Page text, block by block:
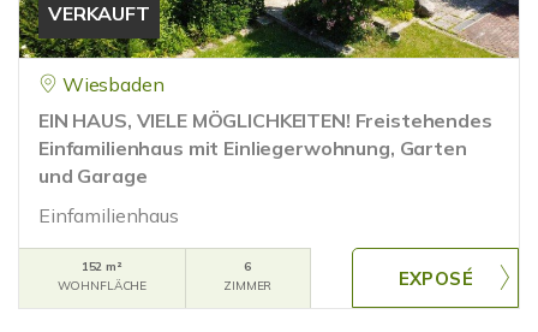
VERKAUFT
Wiesbaden
EIN HAUS, VIELE MÖGLICHKEITEN! Freistehendes
Einfamilienhaus mit Einliegerwohnung, Garten
und Garage
Einfamilienhaus
152 m²
WOHNFLÄCHE
6
ZIMMER